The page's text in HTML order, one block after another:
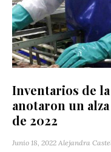
Inventarios de
anotaron un
de 2022
Junio 18, 2022 Alejandra